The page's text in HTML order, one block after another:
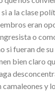
a la clase
eran
o
si fueran de
bien claro
y